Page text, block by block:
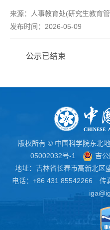
来源：
人事教育处(研究生教育
发布时间：2026-05-09
公示已结束
版权所有 © 中国科学院东北
05002032号-1
吉
地址：吉林省长春市高新北
电话：+86 431 85542266 传